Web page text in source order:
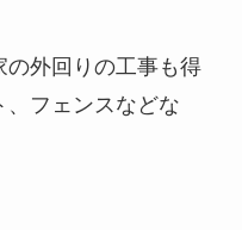
の外回りの工事も得
フェンスなどな